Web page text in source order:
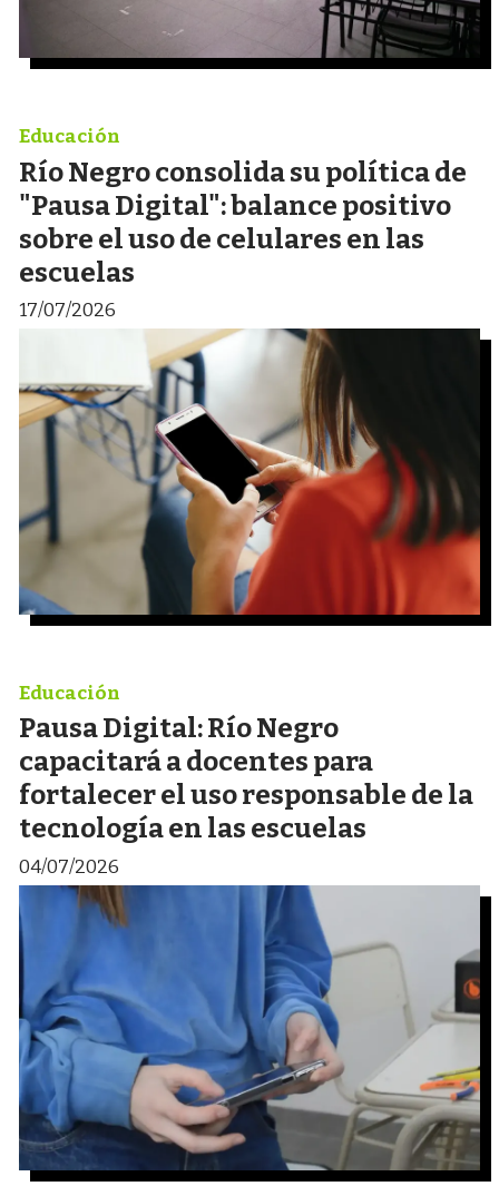
Río Negro consolida su política de
"Pausa Digital": balance positivo
sobre el uso de celulares en las
escuelas
Educación
17/07/2026
Pausa Digital: Río Negro
capacitará a docentes para
fortalecer el uso responsable de la
tecnología en las escuelas
Educación
04/07/2026